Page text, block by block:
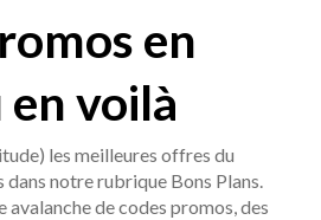
en
voilà
les meilleures offres du
notre rubrique Bons Plans.
avalanche de codes promos, des